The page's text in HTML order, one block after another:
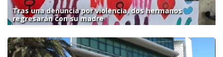
Tras una denuncia por violencia, dos hermanos
regresarán con su madre